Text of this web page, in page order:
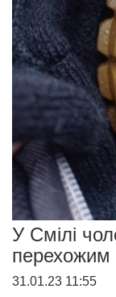
У Смілі
перехожим
31.01.23 11:55